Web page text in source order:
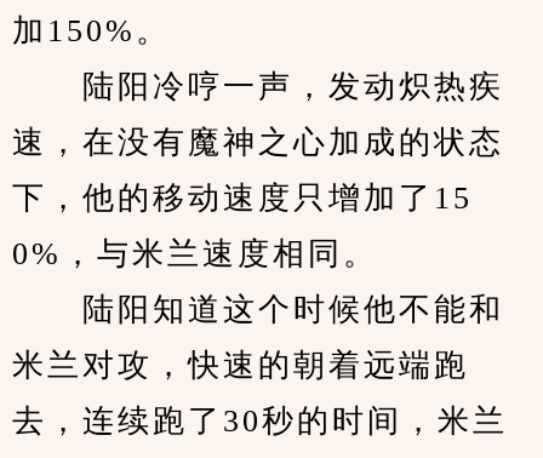
加150%。
陆阳冷哼一声，发动炽热疾
速，在没有魔神之心加成的状态
下，他的移动速度只增加了15
0%，与米兰速度相同。
陆阳知道这个时候他不能和
米兰对攻，快速的朝着远端跑
去，连续跑了30秒的时间，米兰